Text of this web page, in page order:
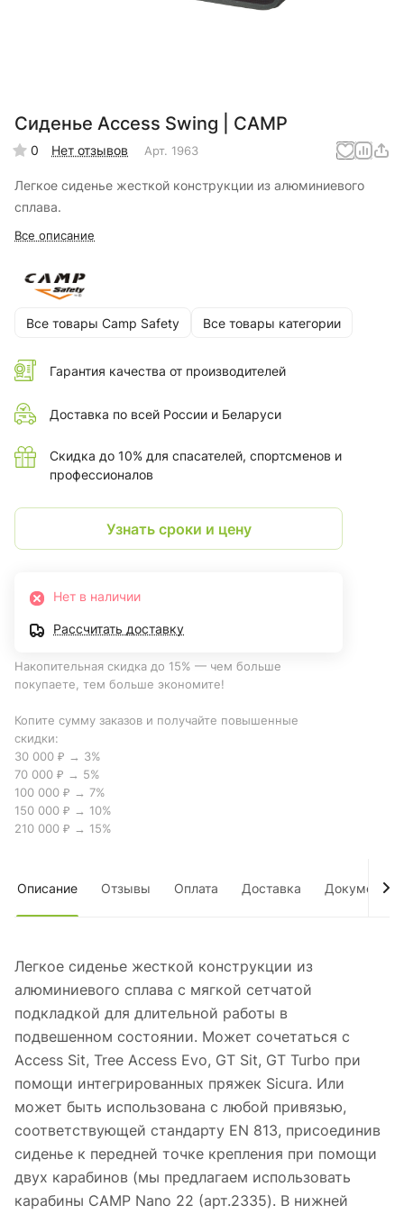
Сиденье Access Swing | CAMP
0 Нет отзывов Арт. 1963
Легкое сиденье жесткой конструкции из алюминиевого
сплава.
Все описание
Все товары Camp Safety Все товары категории
Гарантия качества от производителей
Доставка по всей России и Беларуси
Скидка до 10% для спасателей, спортсменов и
профессионалов
Узнать сроки и цену
Нет в наличии
Рассчитать доставку
Накопительная скидка до 15% — чем больше
покупаете, тем больше экономите!
Копите сумму заказов и получайте повышенные
скидки:
30 000 ₽ → 3%
70 000 ₽ → 5%
100 000 ₽ → 7%
150 000 ₽ → 10%
210 000 ₽ → 15%
Описание Отзывы Оплата Доставка Документы
Легкое сиденье жесткой конструкции из
алюминиевого сплава с мягкой сетчатой
подкладкой для длительной работы в
подвешенном состоянии. Может сочетаться с
Access Sit, Tree Access Evo, GT Sit, GT Turbo при
помощи интегрированных пряжек Sicura. Или
может быть использована с любой привязью,
соответствующей стандарту EN 813, присоединив
сиденье к передней точке крепления при помощи
двух карабинов (мы предлагаем использовать
карабины CAMP Nano 22 (арт.2335). В нижней